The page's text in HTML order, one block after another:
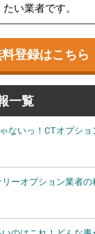
たい業者です。
登録はこちら
一覧
ないっ！CTオプショ
ーオプション業者の